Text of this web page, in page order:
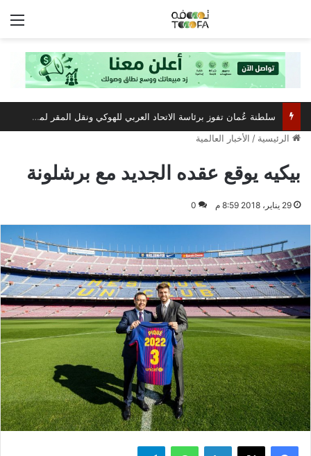
سلطنة عُمان تفوز برئاسة الاتحاد العربي للهوكي ونقل المقر لمسقط
الرئيسية / الأخبار العالمية
بيكيه يوقع عقده الجديد مع برشلونة
29 يناير، 2018 8:59 م 0
فيسبوك ‫X لينكدإن واتساب تيلقرام